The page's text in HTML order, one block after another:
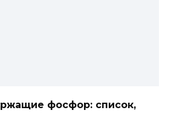
фосфор: список,